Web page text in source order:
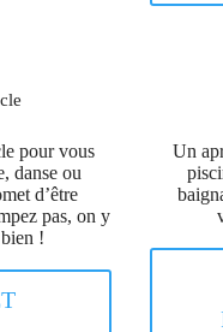
pour vous
danse ou
d’être
pas, on y
!
Un